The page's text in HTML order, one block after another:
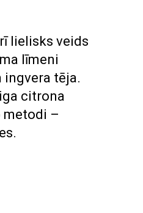
lielisks veids
līmeni
ingvera tēja.
citrona
metodi –